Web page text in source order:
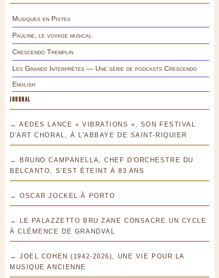
Musiques en Pistes
Pauline, le voyage musical
Crescendo Tremplin
Les Grands Interprètes — Une série de podcasts Crescendo
English
JOURNAL
→ AEDES LANCE « VIBRATIONS », SON FESTIVAL
D'ART CHORAL, À L'ABBAYE DE SAINT-RIQUIER
→ BRUNO CAMPANELLA, CHEF D'ORCHESTRE DU
BELCANTO, S'EST ÉTEINT À 83 ANS
→ OSCAR JOCKEL À PORTO
→ LE PALAZZETTO BRU ZANE CONSACRE UN CYCLE
À CLÉMENCE DE GRANDVAL
→ JOEL COHEN (1942-2026), UNE VIE POUR LA
MUSIQUE ANCIENNE